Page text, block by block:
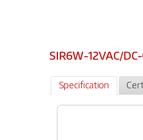
SIR6W-12VAC/
Specification